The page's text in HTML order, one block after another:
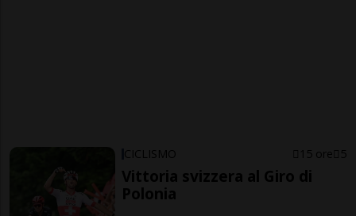
CICLISMO 15 ore 5
Vittoria svizzera al Giro di
Polonia